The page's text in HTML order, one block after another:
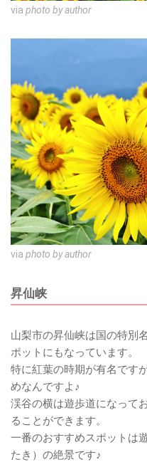
via photo by author
via photo by author
昇仙峡
山梨市の昇仙峡は国の特別
ポットにもなっています。
特に紅葉の時期が有名です
めなんですよ♪
渓谷の横は遊歩道になって
ることができます。
一番のおすすめスポットは
たき）の絶景です♪